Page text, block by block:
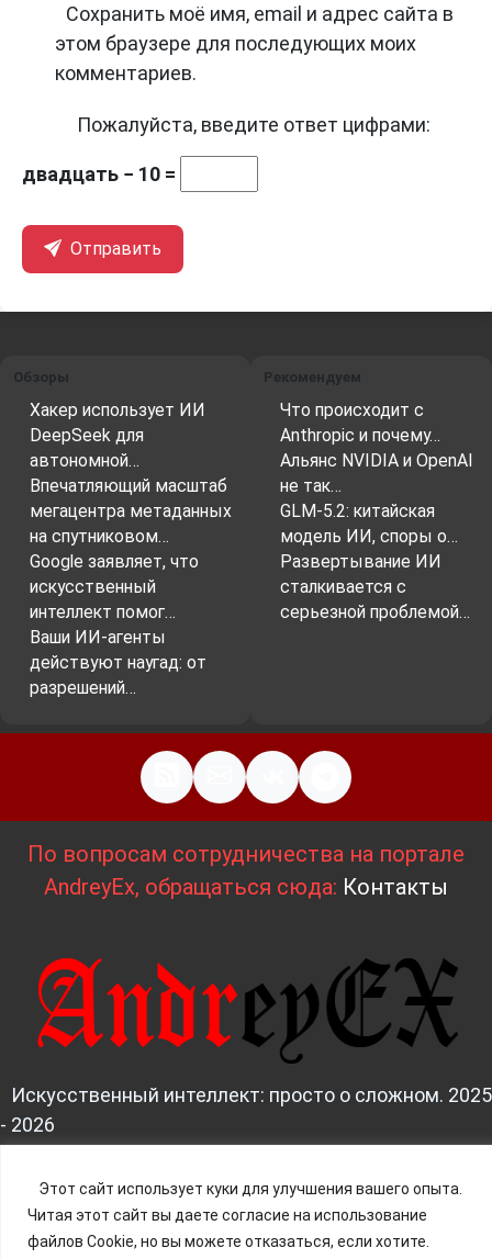
Этот сайт использует куки для улучшения вашего опыта.
Читая этот сайт вы даете согласие на использование
файлов Cookie, но вы можете отказаться, если хотите.
Сохранить моё имя, email и адрес сайта в
этом браузере для последующих моих
комментариев.
Пожалуйста, введите ответ цифрами:
двадцать − 10 =
Отправить
Обзоры
Хакер использует ИИ
DeepSeek для
автономной…
Впечатляющий масштаб
мегацентра метаданных
на спутниковом…
Google заявляет, что
искусственный
интеллект помог…
Ваши ИИ-агенты
действуют наугад: от
разрешений…
Рекомендуем
Что происходит с
Anthropic и почему…
Альянс NVIDIA и OpenAI
не так…
GLM-5.2: китайская
модель ИИ, споры о…
Развертывание ИИ
сталкивается с
серьезной проблемой…
По вопросам сотрудничества на портале
AndreyEx, обращаться сюда: Контакты
Искусственный интеллект: просто о сложном. 2025
- 2026